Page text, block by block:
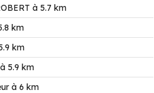
à 5.7 km
km
km
5.9 km
à 6 km